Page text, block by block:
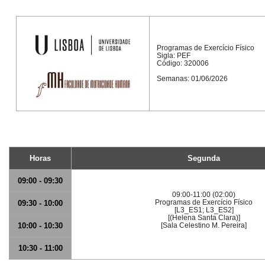
Programas de Exercício Físico
Sigla: PEF
Código: 320006
Semanas: 01/06/2026
Horas Segunda
09:00 - 09:30
09:00-11:00 (02:00)
Programas de Exercício Físico
[L3_ES1; L3_ES2]
[(Helena Santa Clara)]
[Sala Celestino M. Pereira]
09:30 - 10:00
10:00 - 10:30
10:30 - 11:00